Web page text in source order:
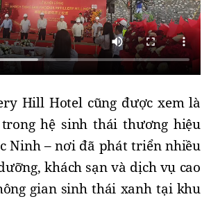
Hill Hotel cũng được xem là
hệ sinh thái thương hiệu
Ninh – nơi đã phát triển nhiều
khách sạn và dịch vụ cao
gian sinh thái xanh tại khu